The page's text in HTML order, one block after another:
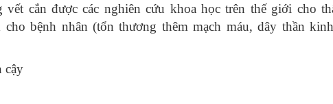
vết cắn được các nghiên cứu khoa học trên thế giới cho
bệnh nhân (tổn thương thêm mạch máu, dây thần
cậy